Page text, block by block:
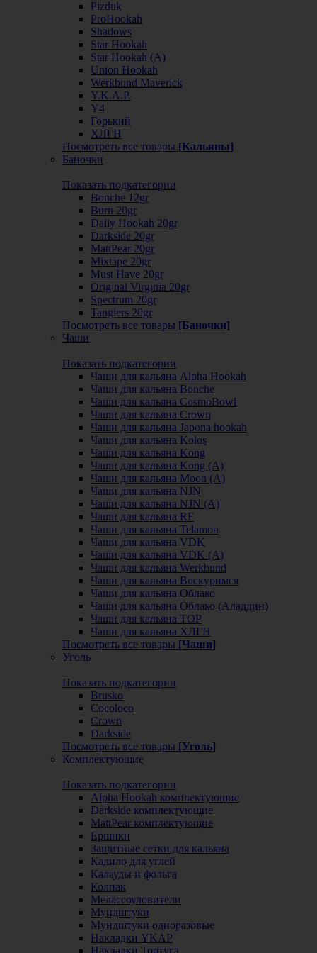
Pizduk
ProHookah
Shadows
Star Hookah
Star Hookah (А)
Union Hookah
Werkbund Maverick
Y.K.A.P.
Y4
Горький
ХЛГН
Посмотреть все товары [Кальяны]
Баночки
Показать подкатегории
Bonche 12gr
Burn 20gr
Daily Hookah 20gr
Darkside 20gr
MattPear 20gr
Mixtape 20gr
Must Have 20gr
Original Virginia 20gr
Spectrum 20gr
Tangiers 20gr
Посмотреть все товары [Баночки]
Чаши
Показать подкатегории
Чаши для кальяна Alpha Hookah
Чаши для кальяна Bonche
Чаши для кальяна CosmoBowl
Чаши для кальяна Crown
Чаши для кальяна Japona hookah
Чаши для кальяна Kolos
Чаши для кальяна Kong
Чаши для кальяна Kong (A)
Чаши для кальяна Moon (А)
Чаши для кальяна NJN
Чаши для кальяна NJN (А)
Чаши для кальяна RF
Чаши для кальяна Telamon
Чаши для кальяна VDK
Чаши для кальяна VDK (А)
Чаши для кальяна Werkbund
Чаши для кальяна Воскуримся
Чаши для кальяна Облако
Чаши для кальяна Облако (Аладдин)
Чаши для кальяна ТОР
Чаши для кальяна ХЛГН
Посмотреть все товары [Чаши]
Уголь
Показать подкатегории
Brusko
Cocoloco
Crown
Darkside
Посмотреть все товары [Уголь]
Комплектующие
Показать подкатегории
Alpha Hookah комплектующие
Darkside комплектующие
MattPear комплектующие
Ершики
Защитные сетки для кальяна
Кадило для углей
Калауды и фольга
Колпак
Мелассоуловители
Мундштуки
Мундштуки одноразовые
Накладки YKAP
Накладки Тортуга